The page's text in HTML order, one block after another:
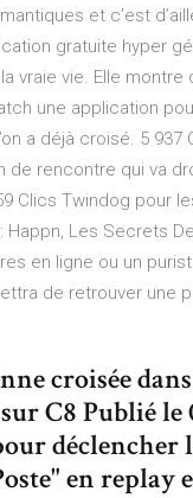
et c’est
gratuite hyper
vraie vie. Elle
une application
a déjà croisé. 5
de rencontre qui va
Clics Twindog pour
Happn, Les Secrets
en ligne ou un
de retrouver une
croisée
C8 Publié
déclencher
en replay